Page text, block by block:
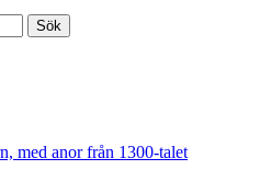
med anor från 1300-talet